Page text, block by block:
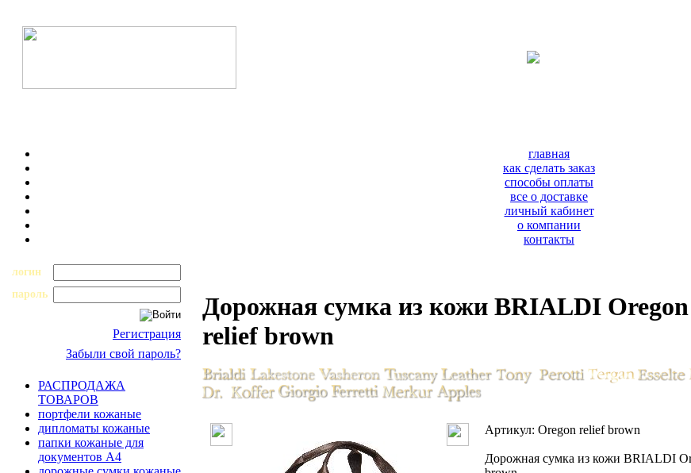
главная
как сделать заказ
способы оплаты
все о доставке
личный кабинет
о компании
контакты
логин
пароль
Регистрация
Забыли свой пароль?
РАСПРОДАЖА
ТОВАРОВ
портфели кожаные
дипломаты кожаные
папки кожаные для
документов А4
Дорожная сумка из кожи BRIALDI
relief brown
Артикул: Oregon relief brown
Дорожная сумка из кожи BRIALDI